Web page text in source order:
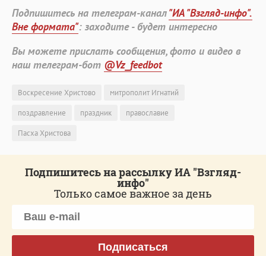
Подпишитесь на телеграм-канал"ИА "Взгляд-инфо".
Вне формата": заходите - будет интересно
Вы можете прислать сообщения, фото и видео в
наш телеграм-бот @Vz_feedbot
Воскресение Христово
митрополит Игнатий
поздравление
праздник
православие
Пасха Христова
Подпишитесь на рассылку ИА "Взгляд-
инфо"
Только самое важное за день
Подписаться